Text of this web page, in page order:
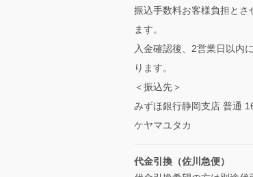
振込手数料お客様負担とさ
ます。
入金確認後、2営業日以内
ります。
＜振込先＞
みずほ銀行静岡支店 普通
ケヤマユタカ
代金引換（佐川急便）